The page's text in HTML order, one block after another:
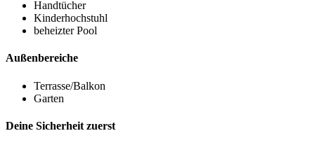
Handtücher
Kinderhochstuhl
beheizter Pool
Außenbereiche
Terrasse/Balkon
Garten
Deine Sicherheit zuerst